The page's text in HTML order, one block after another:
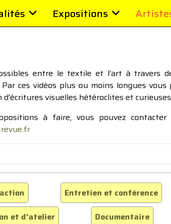
Expositions
entre le textile et l’art à travers
ces vidéos plus ou moins longues
visuelles hétéroclites et
à faire, vous pouvez contacter
Entretien et conférence
et d'atelier Documentaire